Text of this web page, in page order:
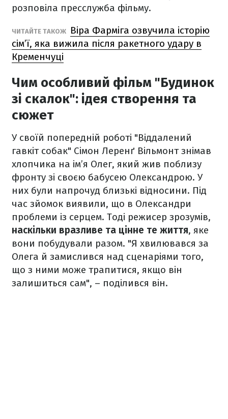
розповіла пресслужба фільму.
ЧИТАЙТЕ ТАКОЖ
Віра Фарміга озвучила історію
сім’ї, яка вижила після ракетного удару в
Кременчуці
Чим особливий фільм "Будинок
зі скалок": ідея створення та
сюжет
У своїй попередній роботі "Віддалений
гавкіт собак" Сімон Леренґ Вільмонт знімав
хлопчика на ім’я Олег, який жив поблизу
фронту зі своєю бабусею Олександрою. У
них були напрочуд близькі відносини. Під
час зйомок виявили, що в Олександри
проблеми із серцем. Тоді режисер зрозумів,
наскільки вразливе та цінне те життя, яке
вони побудували разом. "Я хвилювався за
Олега й замислився над сценаріями того,
що з ними може трапитися, якщо він
залишиться сам", – поділився він.